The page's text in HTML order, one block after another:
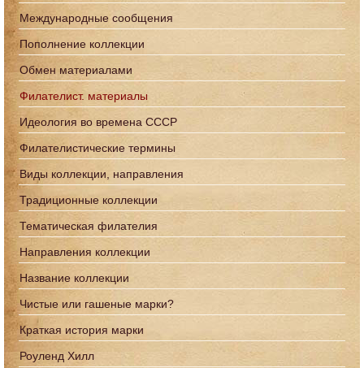
Международные сообщения
Пополнение коллекции
Обмен материалами
Филателист. материалы
Идеология во времена СССР
Филателистические термины
Виды коллекции, направления
Традиционные коллекции
Тематическая филателия
Направления коллекции
Название коллекции
Чистые или гашеные марки?
Краткая история марки
Роуленд Хилл